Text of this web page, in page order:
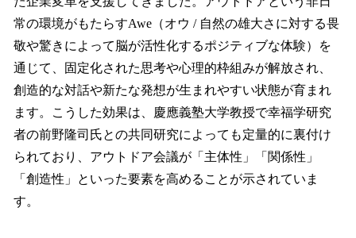
常の環境がもたらすAwe（オウ / 自然の雄大さに対する畏
敬や驚きによって脳が活性化するポジティブな体験）を
通じて、固定化された思考や心理的枠組みが解放され、
創造的な対話や新たな発想が生まれやすい状態が育まれ
ます。こうした効果は、慶應義塾大学教授で幸福学研究
者の前野隆司氏との共同研究によっても定量的に裏付け
られており、アウトドア会議が「主体性」「関係性」
「創造性」といった要素を高めることが示されていま
す。